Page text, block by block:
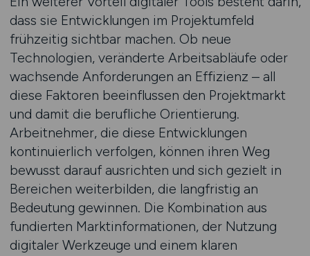
dass sie Entwicklungen im Projektumfeld
frühzeitig sichtbar machen. Ob neue
Technologien, veränderte Arbeitsabläufe oder
wachsende Anforderungen an Effizienz – all
diese Faktoren beeinflussen den Projektmarkt
und damit die berufliche Orientierung.
Arbeitnehmer, die diese Entwicklungen
kontinuierlich verfolgen, können ihren Weg
bewusst darauf ausrichten und sich gezielt in
Bereichen weiterbilden, die langfristig an
Bedeutung gewinnen. Die Kombination aus
fundierten Marktinformationen, der Nutzung
digitaler Werkzeuge und einem klaren